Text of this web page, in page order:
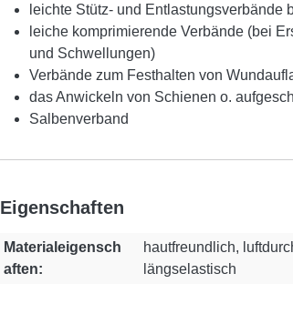
leichte Stütz- und Entlastungsverbände
leiche komprimierende Verbände (bei
und Schwellungen)
Verbände zum Festhalten von
das Anwickeln von Schienen o.
Salbenverband
Eigenschaften
Materialeigensch
aften:
hautfreundlich,
längselastisch